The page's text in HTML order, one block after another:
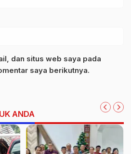
dan situs web saya pada
saya berikutnya.
ANDA